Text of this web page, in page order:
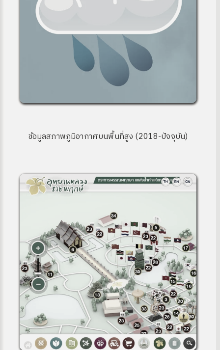
ข้อมูลสภาพภูมิอากาศบนพื้นที่สูง (2018-ปัจจุบัน)